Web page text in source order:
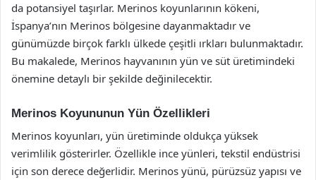
da potansiyel taşırlar. Merinos koyunlarının kökeni,
İspanya’nın Merinos bölgesine dayanmaktadır ve
günümüzde birçok farklı ülkede çeşitli ırkları bulunmaktadır.
Bu makalede, Merinos hayvanının yün ve süt üretimindeki
önemine detaylı bir şekilde değinilecektir.
Merinos Koyununun Yün Özellikleri
Merinos koyunları, yün üretiminde oldukça yüksek
verimlilik gösterirler. Özellikle ince yünleri, tekstil endüstrisi
için son derece değerlidir. Merinos yünü, pürüzsüz yapısı ve